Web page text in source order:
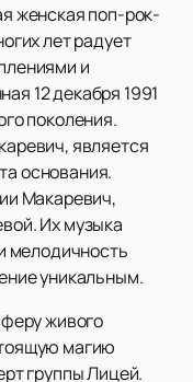
женская поп-рок-
лет радует
и
12 декабря 1991
поколения.
является
основания.
Макаревич,
Их музыка
мелодичность
уникальным.
живого
магию
группы Лицей.